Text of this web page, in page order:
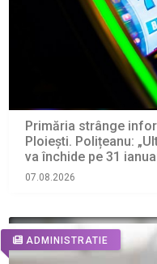
Primăria strânge
Ploiești. Polițeanu:
va închide pe 31
07.08.2026
ADMINISTRATIE